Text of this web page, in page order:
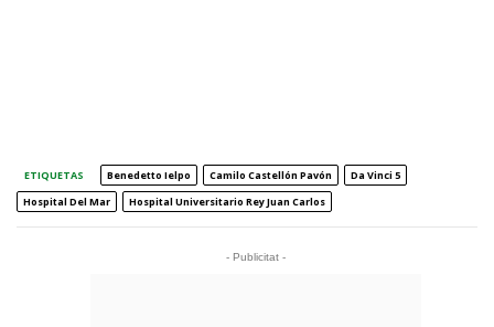
ETIQUETAS Benedetto Ielpo Camilo Castellón Pavón
Da Vinci 5
Hospital Del Mar
Hospital Universitario Rey Juan Carlos
- Publicitat -